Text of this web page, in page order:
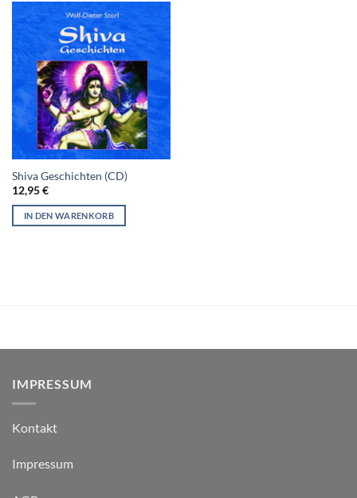
Shiva Geschichten (CD)
12,95€
IN DEN WARENKORB
IMPRESSUM
Kontakt
Impressum